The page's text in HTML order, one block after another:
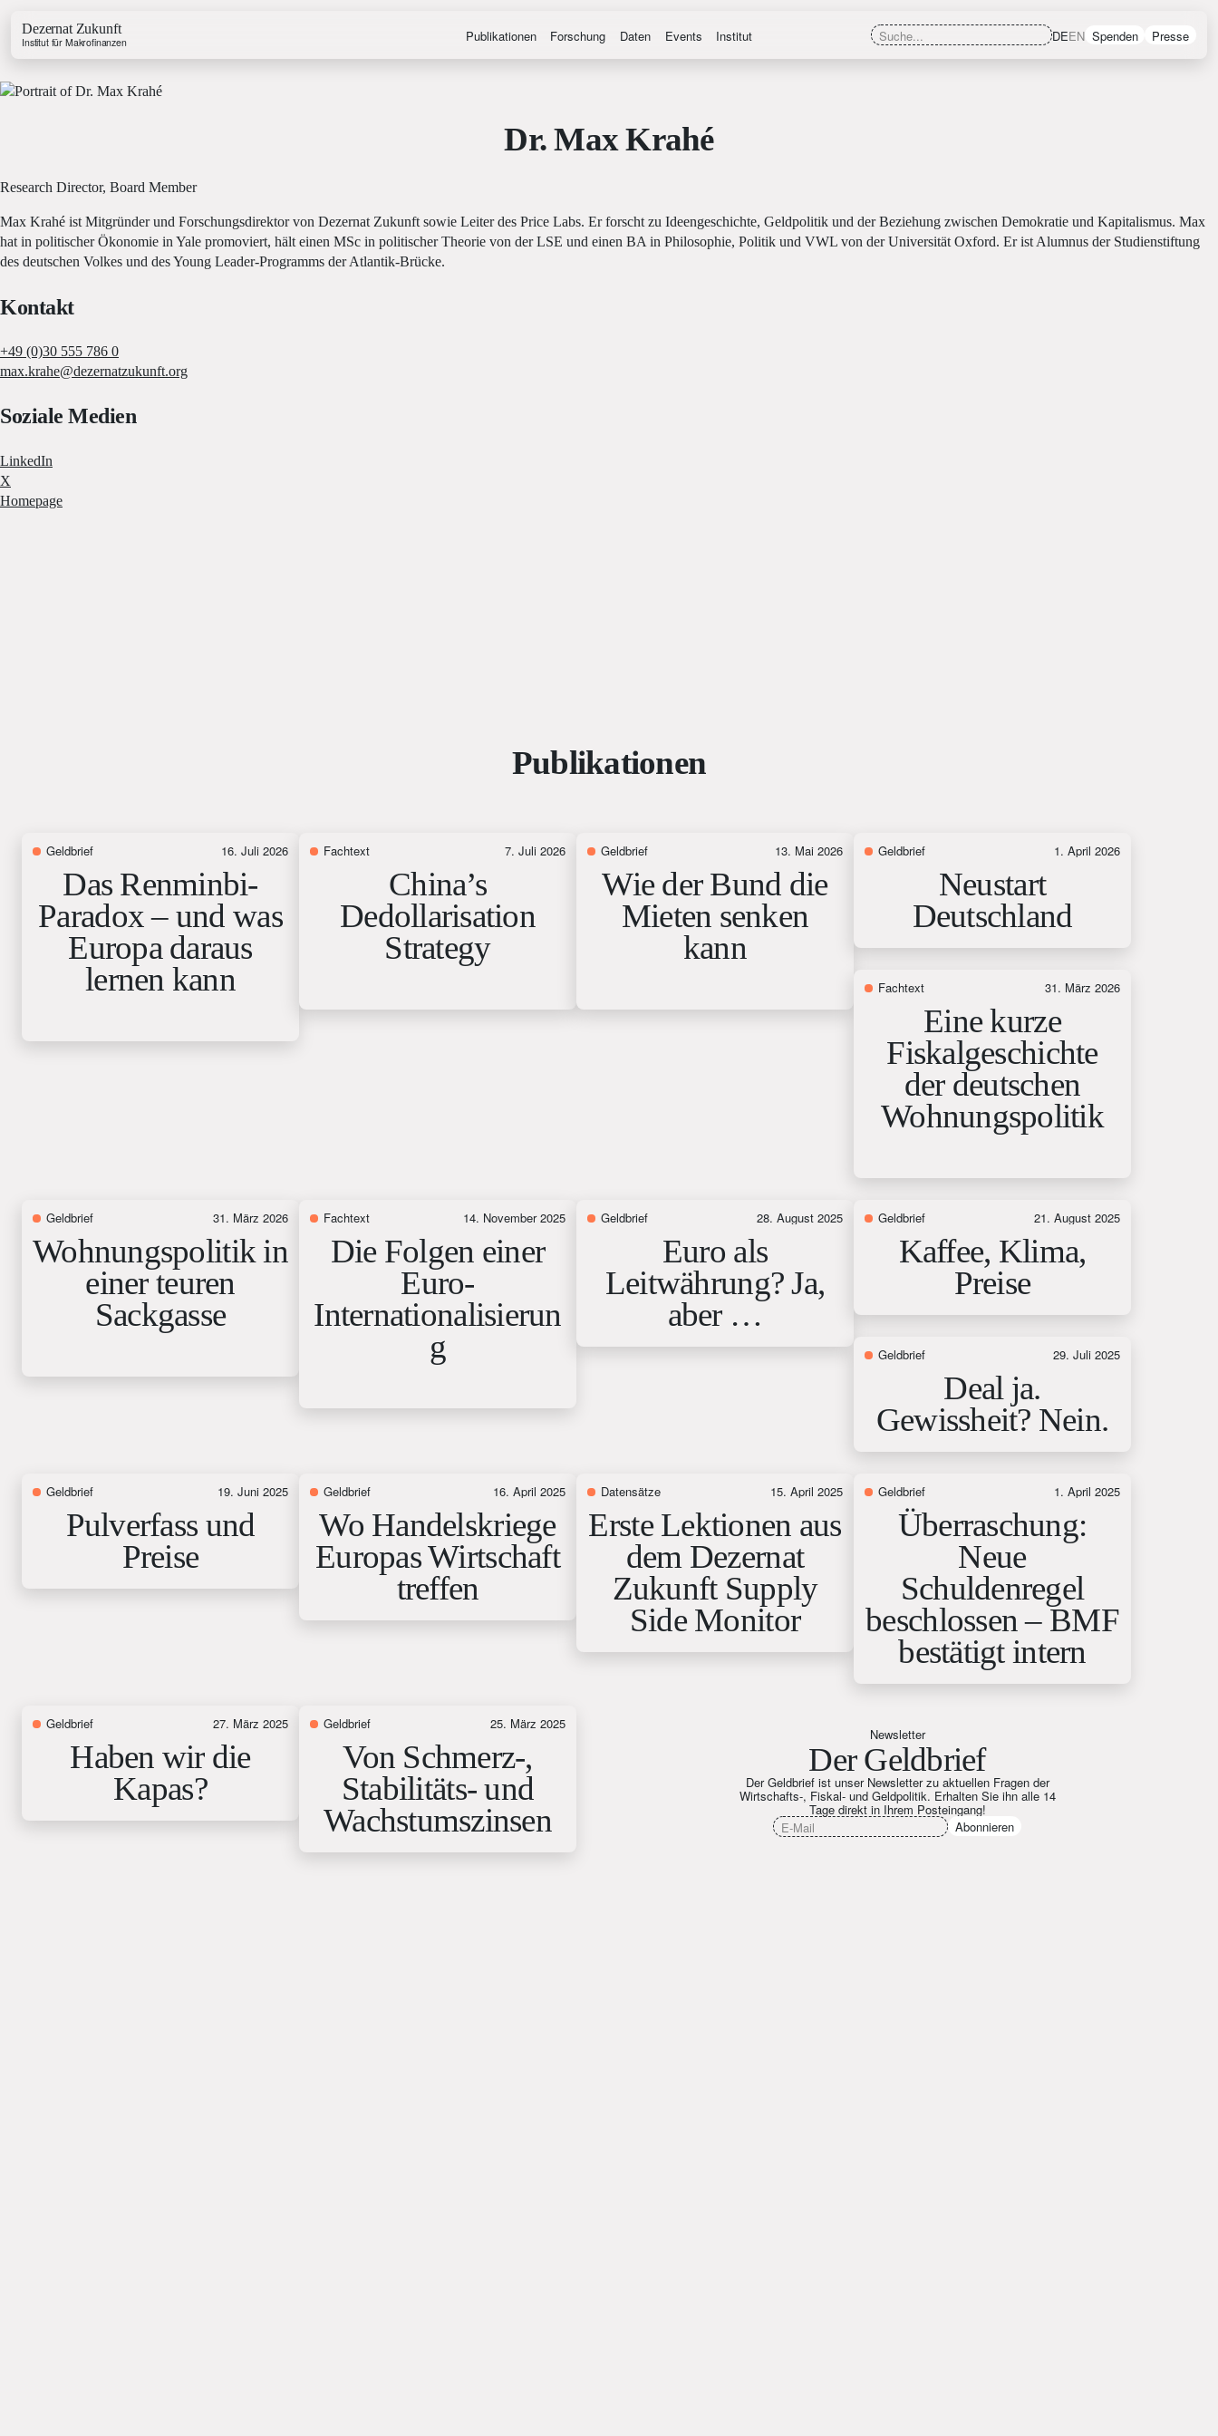
Dezernat Zukunft
Institut für Makrofinanzen Publikationen Forschung Daten Events Institut DEEN Spenden Presse
Growth & Budget Lab
Energy Lab
Business Lab
Price Lab
Dr. Max Krahé
Research Director, Board Member
Max Krahé ist Mitgründer und Forschungsdirektor von Dezernat Zukunft sowie Leiter des Price Labs. Er forscht zu Ideengeschichte, Geldpolitik und der Beziehung zwischen Demokratie und Kapitalismus. Max
hat in politischer Ökonomie in Yale promoviert, hält einen MSc in politischer Theorie von der LSE und einen BA in Philosophie, Politik und VWL von der Universität Oxford. Er ist Alumnus der Studienstiftung
des deutschen Volkes und des Young Leader-Programms der Atlantik-Brücke.
Kontakt
+49 (0)30 555 786 0
max.krahe@dezernatzukunft.org
Soziale Medien
LinkedIn
X
Homepage
Publikationen
Geldbrief 16. Juli 2026
Das Renminbi-
Paradox – und was
Europa daraus
lernen kann
Fachtext 7. Juli 2026
China’s
Dedollarisation
Strategy
Geldbrief 13. Mai 2026
Wie der Bund die
Mieten senken
kann
Geldbrief 1. April 2026
Neustart
Deutschland
Fachtext 31. März 2026
Eine kurze
Fiskalgeschichte
der deutschen
Wohnungspolitik
Geldbrief 31. März 2026
Wohnungspolitik in
einer teuren
Sackgasse
Fachtext 14. November 2025
Die Folgen einer
Euro-
Internationalisierun
g
Geldbrief 28. August 2025
Euro als
Leitwährung? Ja,
aber …
Geldbrief 21. August 2025
Kaffee, Klima,
Preise
Geldbrief 29. Juli 2025
Deal ja.
Gewissheit? Nein.
Geldbrief 19. Juni 2025
Pulverfass und
Preise
Geldbrief 16. April 2025
Wo Handelskriege
Europas Wirtschaft
treffen
Datensätze 15. April 2025
Erste Lektionen aus
dem Dezernat
Zukunft Supply
Side Monitor
Geldbrief 1. April 2025
Überraschung:
Neue
Schuldenregel
beschlossen – BMF
bestätigt intern
Geldbrief 27. März 2025
Haben wir die
Kapas?
Geldbrief 25. März 2025
Von Schmerz-,
Stabilitäts- und
Wachstumszinsen
Newsletter
Der Geldbrief
Der Geldbrief ist unser Newsletter zu aktuellen Fragen der
Wirtschafts-, Fiskal- und Geldpolitik. Erhalten Sie ihn alle 14
Tage direkt in Ihrem Posteingang!